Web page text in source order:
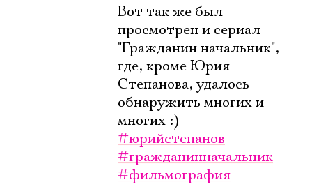
Вот так же был
просмотрен и сериал
"Гражданин начальник",
где, кроме Юрия
Степанова, удалось
обнаружить многих и
многих :)
#юрийстепанов
#гражданинначальник
#фильмография
Имя
Ознакомиться